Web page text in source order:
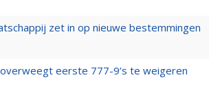
zet in op nieuwe bestemmingen
eerste 777-9’s te weigeren